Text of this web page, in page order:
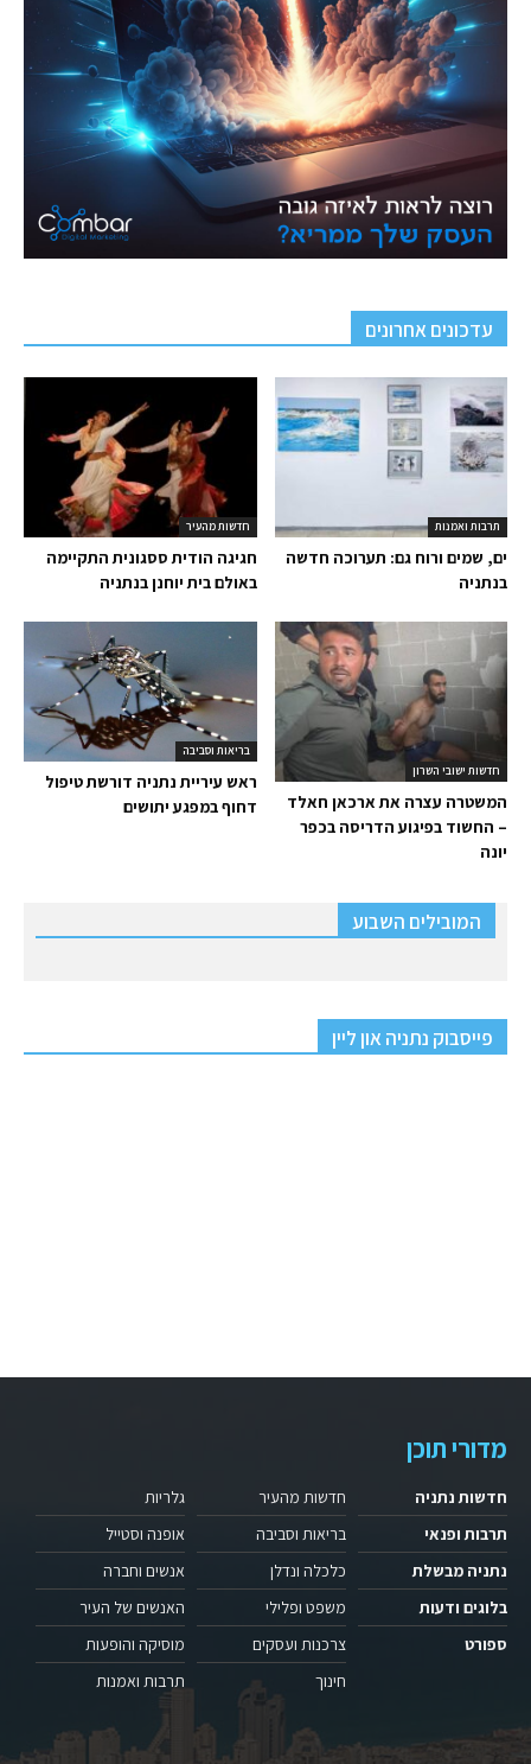
עדכונים אחרונים
חדשות מהעיר
חגיגה הודית ססגונית התקיימה
באולם בית יוחנן בנתניה
תרבות ואמנות
ים, שמים ורוח גם: תערוכה חדשה
בנתניה
בריאות וסביבה
ראש עיריית נתניה דורשת טיפול
דחוף במפגע יתושים
חדשות ישובי השרון
המשטרה עצרה את ארכאן חאלד
– החשוד בפיגוע הדריסה בכפר
יונה
המובילים השבוע
פייסבוק נתניה און ליין
מדורי תוכן
חדשות נתניה
תרבות ופנאי
נתניה מבשלת
בלוגים ודעות
ספורט
חדשות מהעיר
בריאות וסביבה
כלכלה ונדלן
משפט ופלילי
צרכנות ועסקים
חינוך
גלריות
אופנה וסטייל
אנשים וחברה
האנשים של העיר
מוסיקה והופעות
תרבות ואמנות